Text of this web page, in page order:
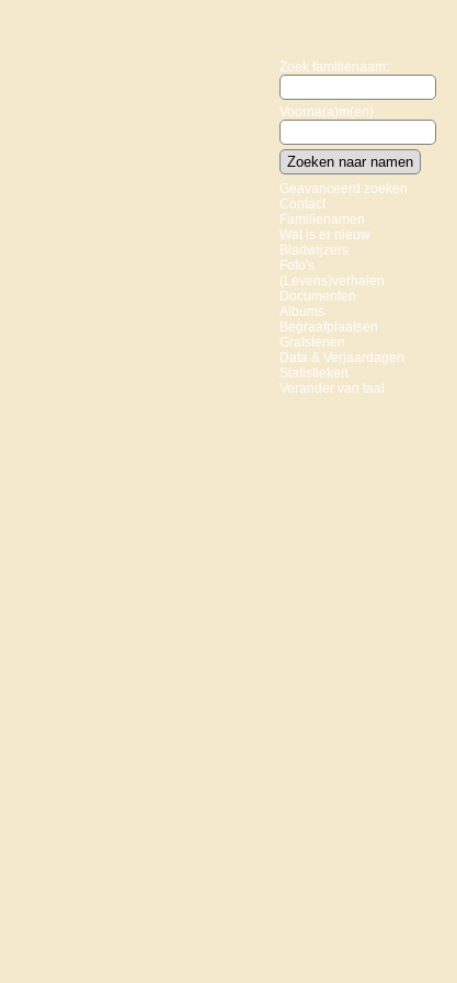
Zoek familienaam:
Voorna(a)m(en):
Geavanceerd zoeken
Contact
Familienamen
Wat is er nieuw
Bladwijzers
Foto's
(Levens)verhalen
Documenten
Albums
Begraafplaatsen
Grafstenen
Data & Verjaardagen
Statistieken
Verander van taal